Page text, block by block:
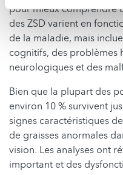
pour mieux comprendre
des ZSD varient en
de la maladie, mais
cognitifs, des problèmes
neurologiques et des
Bien que la plupart des
environ 10 % survivent
signes caractéristiques
de graisses anormales
vision. Les analyses ont
important et des